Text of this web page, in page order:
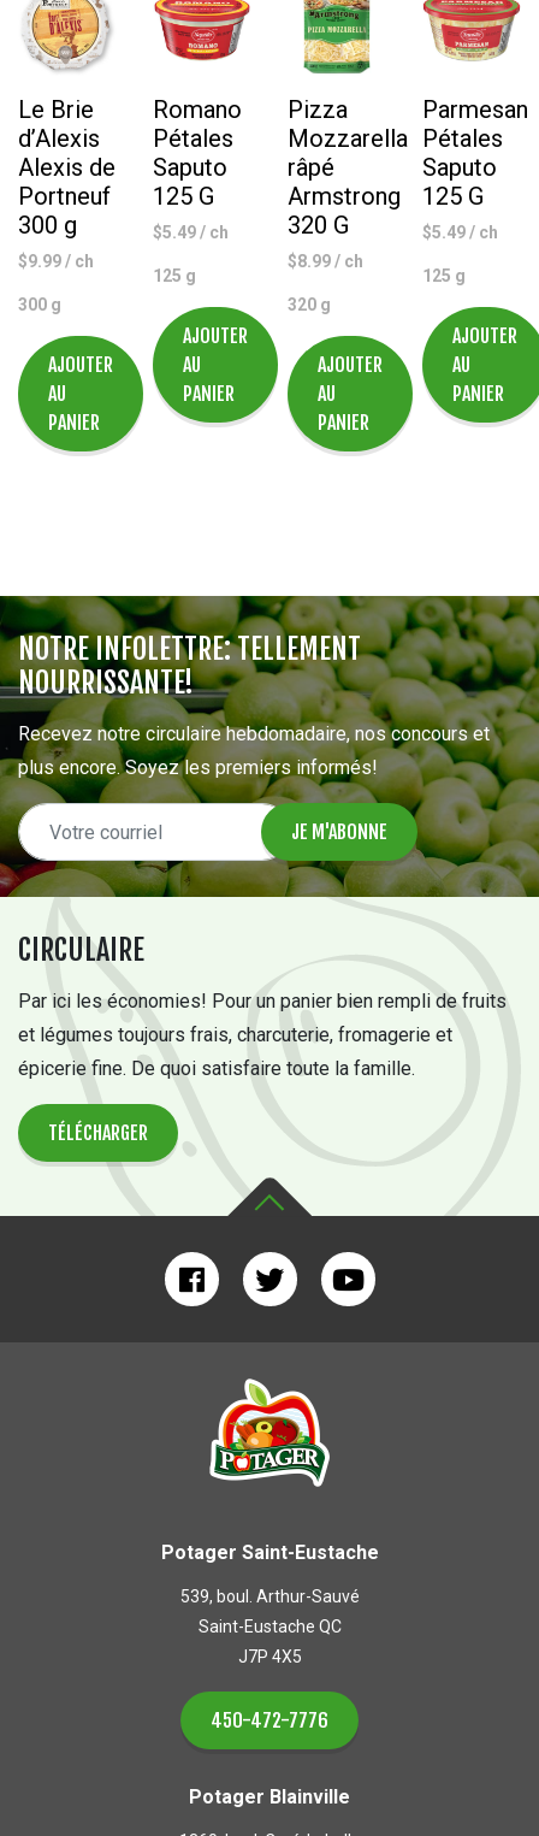
Le Brie
d’Alexis
Alexis de
Portneuf
300 g
$9.99/ ch
300 g
AJOUTER
AU
PANIER
Romano
Pétales
Saputo
125 G
$5.49/ ch
125 g
AJOUTER
AU
PANIER
Pizza
Mozzarella
râpé
Armstrong
320 G
$8.99/ ch
320 g
AJOUTER
AU
PANIER
Parmesan
Pétales
Saputo
125 G
$5.49/ ch
125 g
AJOUTER
AU
PANIER
CIRCULAIRE
Par ici les économies! Pour un panier bien rempli de fruits
et légumes toujours frais, charcuterie, fromagerie et
épicerie fine. De quoi satisfaire toute la famille.
TÉLÉCHARGER
NOTRE INFOLETTRE: TELLEMENT
NOURRISSANTE!
Recevez notre circulaire hebdomadaire, nos concours et
plus encore. Soyez les premiers informés!
Potager Saint-Eustache
539, boul. Arthur-Sauvé
Saint-Eustache QC
J7P 4X5
450-472-7776
Potager Blainville